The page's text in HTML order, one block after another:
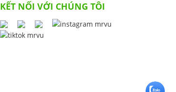
KẾT NỐI VỚI CHÚNG TÔI